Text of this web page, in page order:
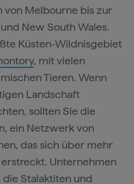
von Melbourne bis zur
New South Wales.
Küsten-Wildnisgebiet
, mit vielen
Tieren. Wenn
Landschaft
sollten Sie die
ein Netzwerk von
das sich über mehr
Unternehmen
die Stalaktiten und